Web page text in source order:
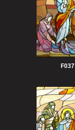
F037